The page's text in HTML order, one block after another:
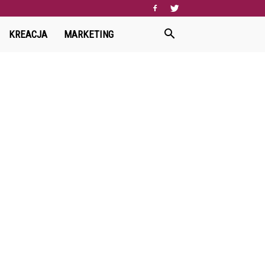
KREACJA MARKETING